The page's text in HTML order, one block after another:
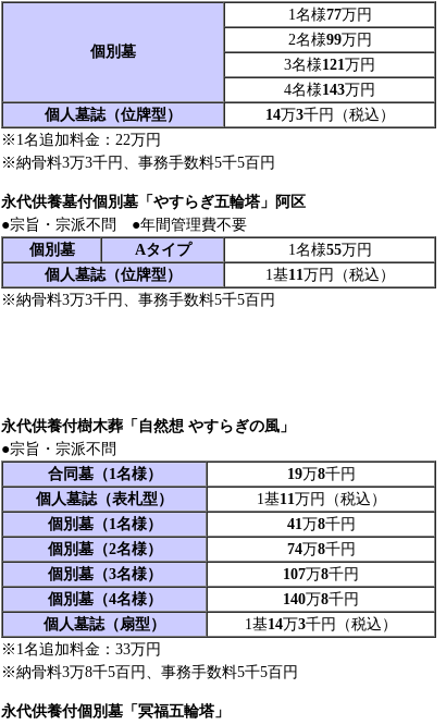
個別墓
1名様77万円
2名様99万円
3名様121万円
4名様143万円
個人墓誌（位牌型）
14万3千円（税込）
※1名追加料金：22万円
※納骨料3万3千円、事務手数料5千5百円
永代供養墓付個別墓「やすらぎ五輪塔」阿区
●宗旨・宗派不問 ●年間管理費不要
個別墓
Aタイプ 1名様55万円
個人墓誌（位牌型）
1基11万円（税込）
※納骨料3万3千円、事務手数料5千5百円
永代供養付樹木葬「自然想 やすらぎの風」
●宗旨・宗派不問
合同墓（1名様）
19万8千円
個人墓誌（表札型）
1基11万円（税込）
個別墓（1名様）
41万8千円
個別墓（2名様）
74万8千円
個別墓（3名様）
107万8千円
個別墓（4名様）
140万8千円
個人墓誌（扇型）
1基14万3千円（税込）
※1名追加料金：33万円
※納骨料3万8千5百円、事務手数料5千5百円
永代供養付個別墓「冥福五輪塔」